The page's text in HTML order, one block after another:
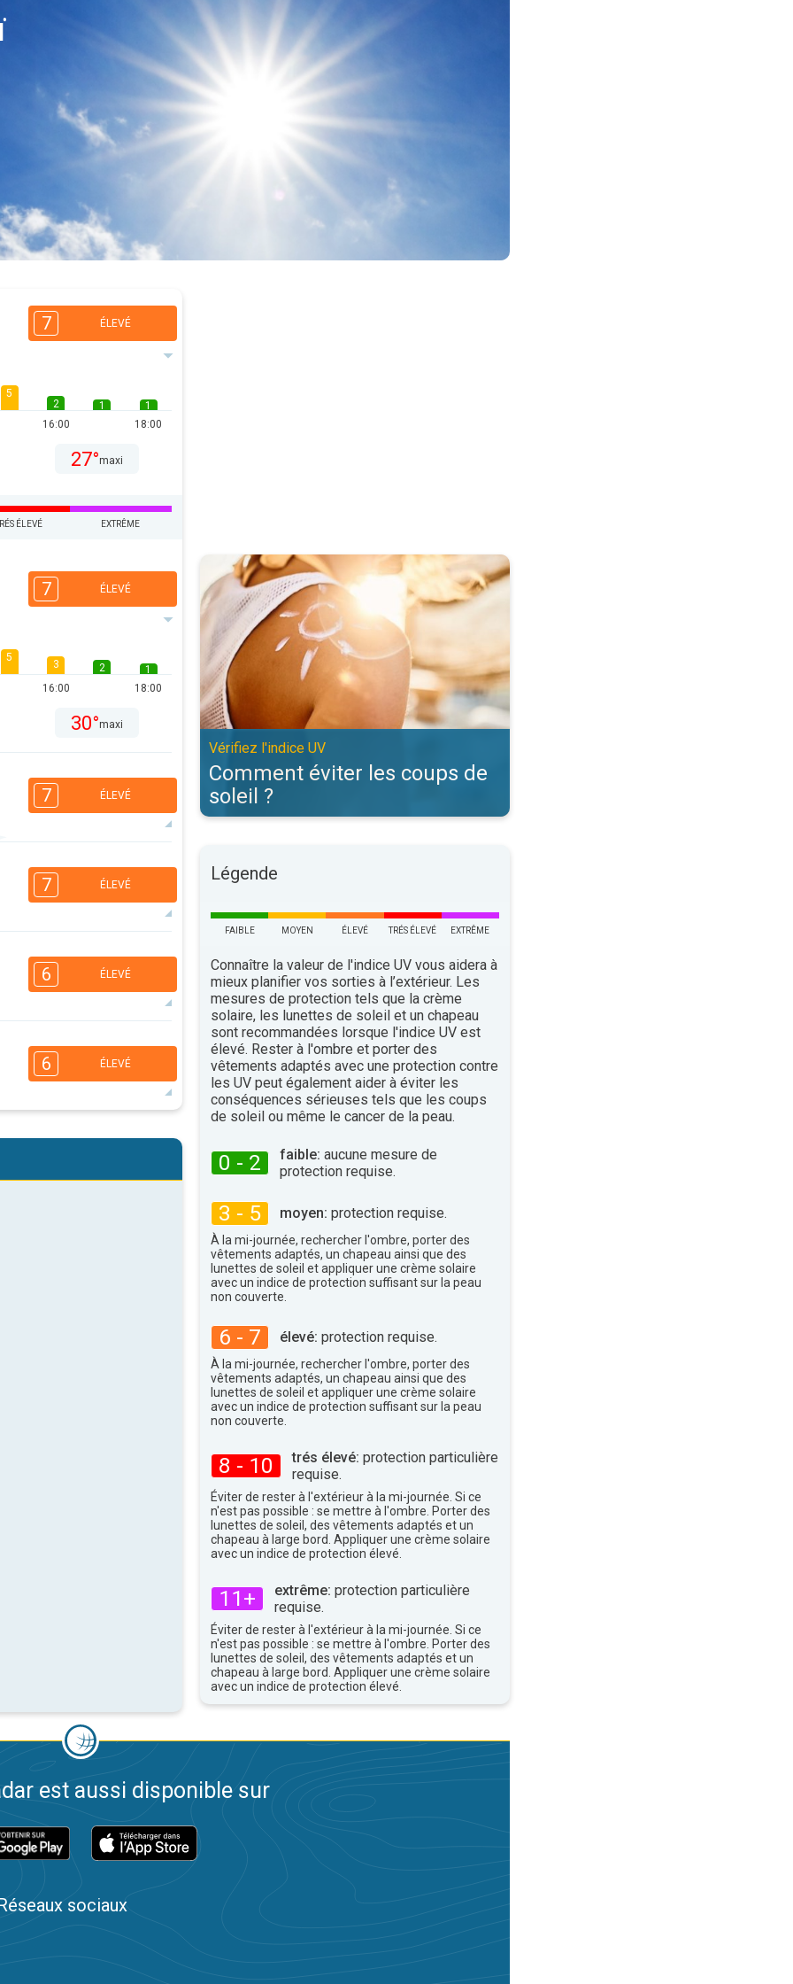
7 ÉLEVÉ
5
2
16:00
1
1
18:00
27°maxi
ÉLEVÉ EXTRÊME
7 ÉLEVÉ
5
3
16:00
2
1
18:00
30°maxi
7 ÉLEVÉ
3
16:00
33°maxi
7 ÉLEVÉ
3
16:00
26°maxi
6 ÉLEVÉ
3
16:00
2
24°
6 ÉLEVÉ
3
2
1
Comment éviter les coups de soleil ?. Vérifiez l'indice UV. . .
Vérifiez l'indice UV
Comment éviter les coups de
soleil ?
Légende
FAIBLE MOYEN ÉLEVÉ TRÉS ÉLEVÉ EXTRÊME
Connaître la valeur de l'indice UV vous aidera à
mieux planifier vos sorties à l’extérieur. Les
mesures de protection tels que la crème
solaire, les lunettes de soleil et un chapeau
sont recommandées lorsque l'indice UV est
élevé. Rester à l'ombre et porter des
vêtements adaptés avec une protection contre
les UV peut également aider à éviter les
conséquences sérieuses tels que les coups
de soleil ou même le cancer de la peau.
0 - 2 faible: aucune mesure de
protection requise.
3 - 5 moyen: protection requise.
À la mi-journée, rechercher l'ombre, porter des
vêtements adaptés, un chapeau ainsi que des
lunettes de soleil et appliquer une crème solaire
avec un indice de protection suffisant sur la peau
non couverte.
6 - 7 élevé: protection requise.
À la mi-journée, rechercher l'ombre, porter des
vêtements adaptés, un chapeau ainsi que des
lunettes de soleil et appliquer une crème solaire
avec un indice de protection suffisant sur la peau
non couverte.
8 - 10 trés élevé: protection particulière
requise.
Éviter de rester à l'extérieur à la mi-journée. Si ce
n'est pas possible : se mettre à l'ombre. Porter des
lunettes de soleil, des vêtements adaptés et un
chapeau à large bord. Appliquer une crème solaire
avec un indice de protection élevé.
11+ extrême: protection particulière
requise.
Éviter de rester à l'extérieur à la mi-journée. Si ce
n'est pas possible : se mettre à l'ombre. Porter des
lunettes de soleil, des vêtements adaptés et un
chapeau à large bord. Appliquer une crème solaire
avec un indice de protection élevé.
est aussi disponible sur
sociaux